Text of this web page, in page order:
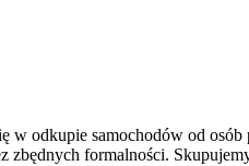
w odkupie samochodów od
formalności.